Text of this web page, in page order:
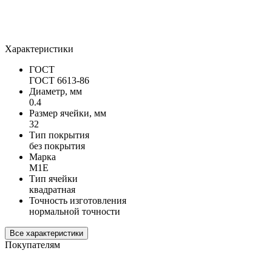
Характеристики
ГОСТ
ГОСТ 6613-86
Диаметр, мм
0.4
Размер ячейки, мм
32
Тип покрытия
без покрытия
Марка
М1Е
Тип ячейки
квадратная
Точность изготовления
нормальной точности
Все характеристики
Покупателям